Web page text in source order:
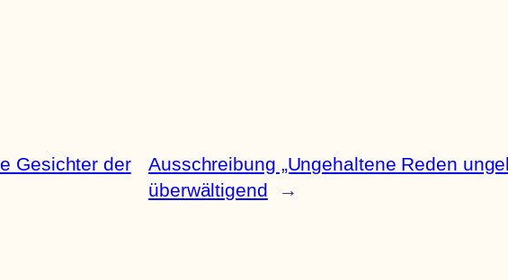
Gesichter der
Ausschreibung „Ungehaltene Reden
überwältigend
→